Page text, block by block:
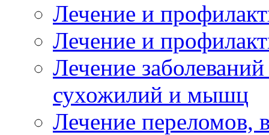
Лечение и
Лечение и
Лечение
сухожилий и мышц
Лечение переломов,